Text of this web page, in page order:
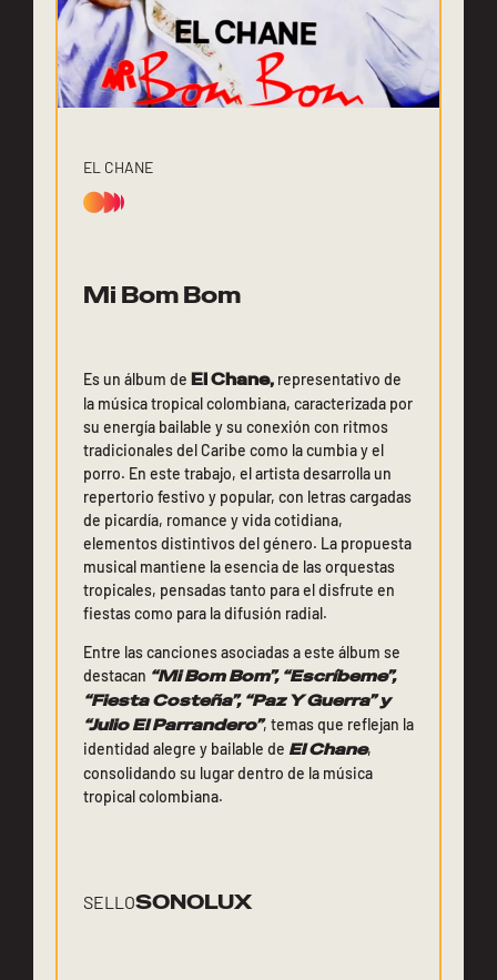
EL CHANE
Mi Bom Bom
Es un álbum de El Chane, representativo de
la música tropical colombiana, caracterizada por
su energía bailable y su conexión con ritmos
tradicionales del Caribe como la cumbia y el
porro. En este trabajo, el artista desarrolla un
repertorio festivo y popular, con letras cargadas
de picardía, romance y vida cotidiana,
elementos distintivos del género. La propuesta
musical mantiene la esencia de las orquestas
tropicales, pensadas tanto para el disfrute en
fiestas como para la difusión radial.
Entre las canciones asociadas a este álbum se
destacan “Mi Bom Bom”, “Escríbeme”,
“Fiesta Costeña”, “Paz Y Guerra” y
“Julio El Parrandero”, temas que reflejan la
identidad alegre y bailable de El Chane,
consolidando su lugar dentro de la música
tropical colombiana.
SELLOSONOLUX